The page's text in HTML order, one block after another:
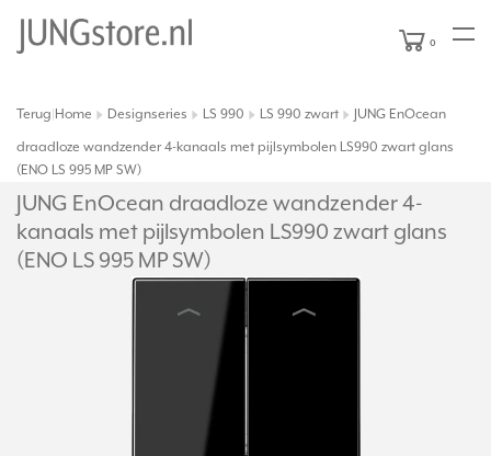
0
Terug Home Designseries LS 990 LS 990 zwart
JUNG EnOcean
draadloze wandzender 4-kanaals met pijlsymbolen LS990 zwart glans
(ENO LS 995 MP SW)
JUNG EnOcean draadloze wandzender 4-
kanaals met pijlsymbolen LS990 zwart glans
(ENO LS 995 MP SW)